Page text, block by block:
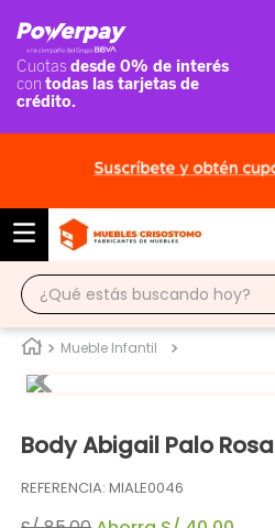
¿Qué estás buscando hoy?
Mueble Infantil
Body Abigail Palo Rosa
REFERENCIA:MIALE0046